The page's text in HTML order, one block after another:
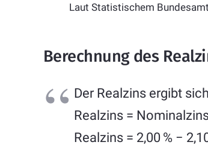
Laut Statistischem
Berechnung des
Der Realzins ergibt
Realzins =
Realzins = 2,00 % −